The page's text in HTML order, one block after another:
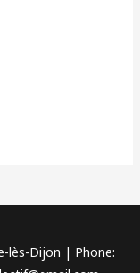
lès-Dijon | Phone: